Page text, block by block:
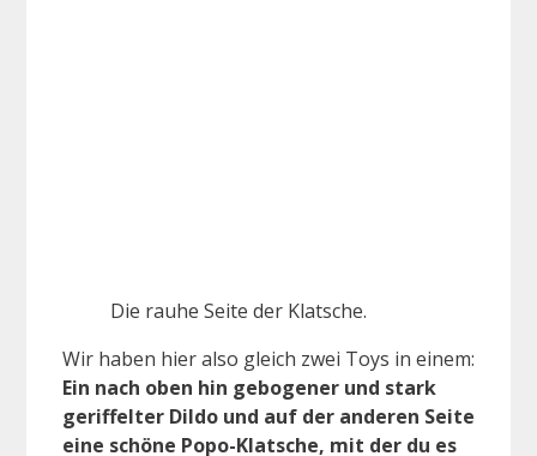
Die rauhe Seite der Klatsche.
Wir haben hier also gleich zwei Toys in einem:
Ein nach oben hin gebogener und stark
geriffelter Dildo und auf der anderen Seite
eine schöne Popo-Klatsche, mit der du es